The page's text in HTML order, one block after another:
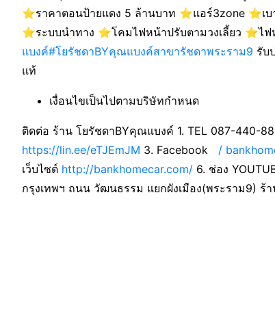
⭐️ราคาตอนป้ายแดง 5 ล้านบาท ⭐️แอร์3zone ⭐️เ
⭐️ระบบนำทาง ⭐️โคมไฟหน้าปรับตามวงเลี้ยว ⭐️ไ
แบงค์#โยรัชดาBYคุณแบงค์สาขารัชดาพระราม9 รับ
แท้
เงื่อนไขเป็นไปตามบริษัทกำหนด
ติดต่อ ร้าน โยรัชดาBYคุณแบงค์ 1. TEL 087-440-
https://lin.ee/eTJEmJM 3. Facebook /
เว็บไซต์ http://bankhomecar.com/ 6. ช่อง
กรุงเทพฯ ถนน วัฒนธรรม แยกผังเมือง(พระราม9) ร้